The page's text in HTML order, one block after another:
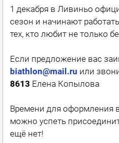
1 декабря в Ливиньо
сезон и начинают
тех, кто любит не только
Если предложение вас
biathlon@mail.ru или
8613 Елена Копылова
Времени для оформления
можно успеть
ещё нет!